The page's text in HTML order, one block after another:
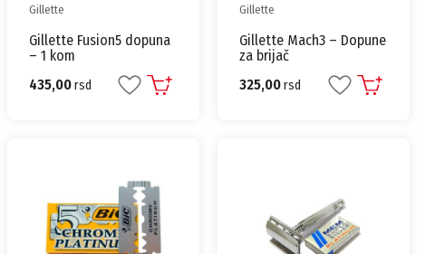
Gillette
Gillette Fusion5 dopuna
– 1 kom
435,00rsd
Gillette
Gillette Mach3 – Dopune
za brijač
325,00rsd